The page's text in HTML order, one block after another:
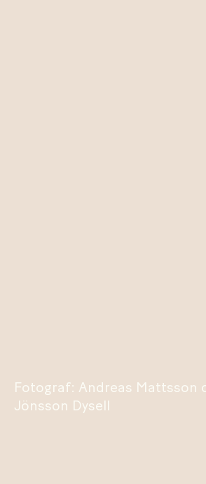
Fotograf: Andreas Mattsson
Jönsson Dysell